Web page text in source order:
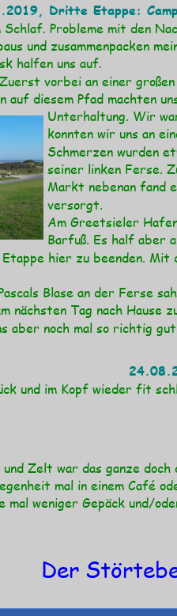
Der
Dritte Etappe:
Schlaf. Probleme mit den
und zusammenpacken
halfen uns auf.
vorbei an einer
auf diesem Pfad
Unterhaltung. Wir
konnten wir uns an
Schmerzen wurden
seiner linken Ferse.
Markt nebenan fand
versorgt.
Am Greetsieler
Barfuß. Es half aber
hier zu beenden.
Blase an der Ferse
nächsten Tag nach Hause
aber noch mal so richtig
und im Kopf wieder fit
Zelt war das ganze
mal in einem Café
weniger Gepäck und/